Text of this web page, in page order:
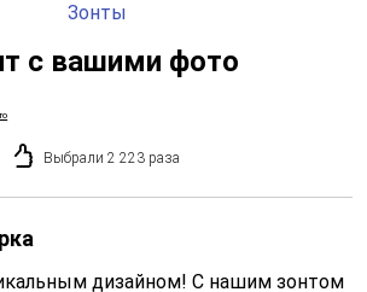
Зонты
с вашими фото
Выбрали 2 223 раза
дизайном! С нашим зонтом